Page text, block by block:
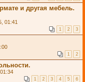
и другая мебель.
01:41
1 2 3
1 2
1 2 3 4 5 6